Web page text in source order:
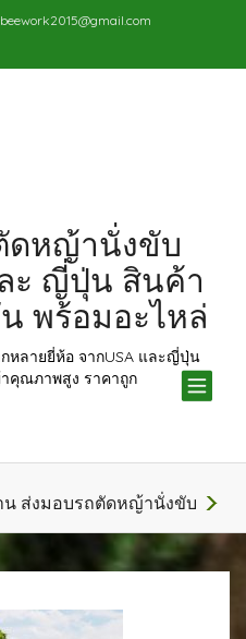
beework2015@gmail.com
ดหญ้านั่งขับ
ะ ญี่ปุ่น สินค้า
พร้อมอะไหล่
ลายยี่ห้อ จากUSA และญี่ปุ่น
คุณภาพสูง ราคาถูก
น ส่งมอบรถตัดหญ้านั่งขับ